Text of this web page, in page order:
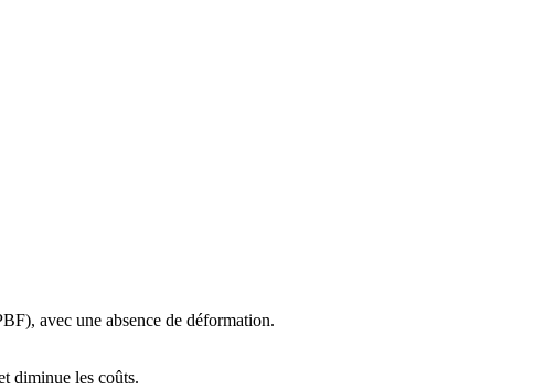
avec une absence de déformation.
diminue les coûts.